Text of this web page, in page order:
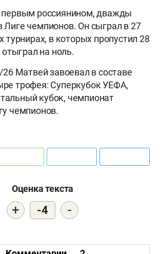
первым россиянином, дважды
чемпионов. Он сыграл в 27
турнирах, в которых пропустил 28
отыграл на ноль.
26 Матвей завоевал в составе
трофея: Суперкубок УЕФА,
кубок, чемпионат
чемпионов.
Оценка текста
+ -4 -